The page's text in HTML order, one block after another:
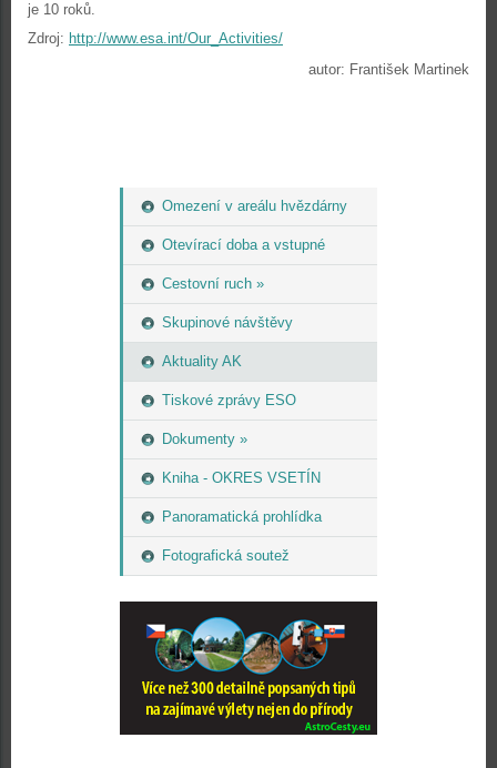
Omezení v areálu hvězdárny
Otevírací doba a vstupné
Cestovní ruch »
Skupinové návštěvy
Aktuality AK
Tiskové zprávy ESO
Dokumenty »
Kniha - OKRES VSETÍN
Panoramatická prohlídka
Fotografická soutež
je 10 roků.
Zdroj: http://www.esa.int/Our_Activities/
autor: František Martinek